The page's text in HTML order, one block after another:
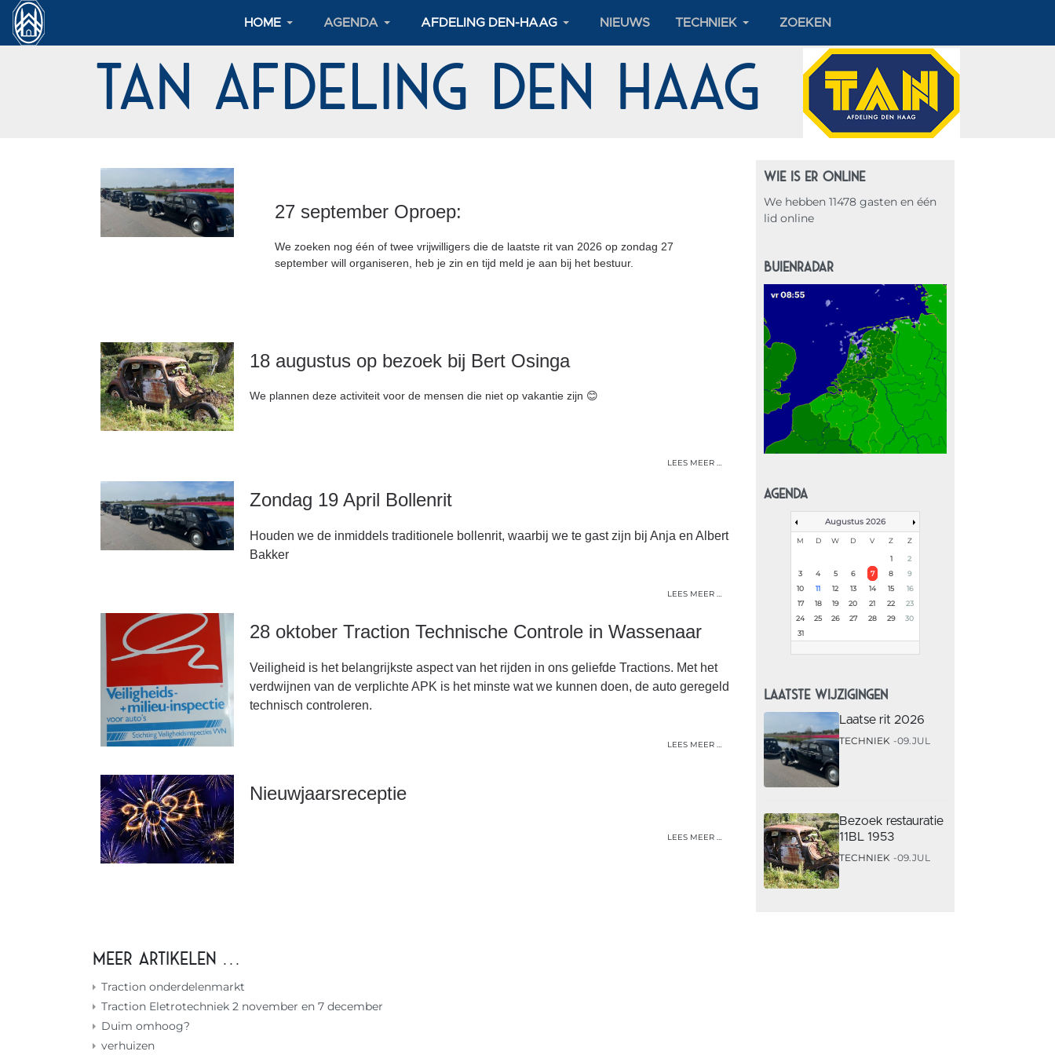
HOME AGENDA AFDELING DEN-HAAG NIEUWS TECHNIEK ZOEKEN
TAN Afdeling Den Haag
27 september Oproep:
We zoeken nog één of twee vrijwilligers die de laatste rit van 2026 op zondag 27
september will organiseren, heb je zin en tijd meld je aan bij het bestuur.
18 augustus op bezoek bij Bert Osinga
We plannen deze activiteit voor de mensen die niet op vakantie zijn 😊
LEES MEER …
Zondag 19 April Bollenrit
Houden we de inmiddels traditionele bollenrit, waarbij we te gast zijn bij Anja en Albert
Bakker
LEES MEER …
28 oktober Traction Technische Controle in Wassenaar
Veiligheid is het belangrijkste aspect van het rijden in ons geliefde Tractions. Met het
verdwijnen van de verplichte APK is het minste wat we kunnen doen, de auto geregeld
technisch controleren.
LEES MEER …
Nieuwjaarsreceptie
LEES MEER …
Meer artikelen …
Traction onderdelenmarkt
Traction Eletrotechniek 2 november en 7 december
Duim omhoog?
verhuizen
WIE IS ER ONLINE
We hebben 11478 gasten en één
lid online
BUIENRADAR
AGENDA
Augustus 2026
M D W D V Z Z
1
2
3
4 5 6 7 8
9
10
11 12 13 14 15
16
17
18 19 20 21 22
23
24
25 26 27 28 29
30
31
LAATSTE WIJZIGINGEN
Laatse rit 2026
TECHNIEK 09.JUL
Bezoek restauratie
11BL 1953
TECHNIEK 09.JUL